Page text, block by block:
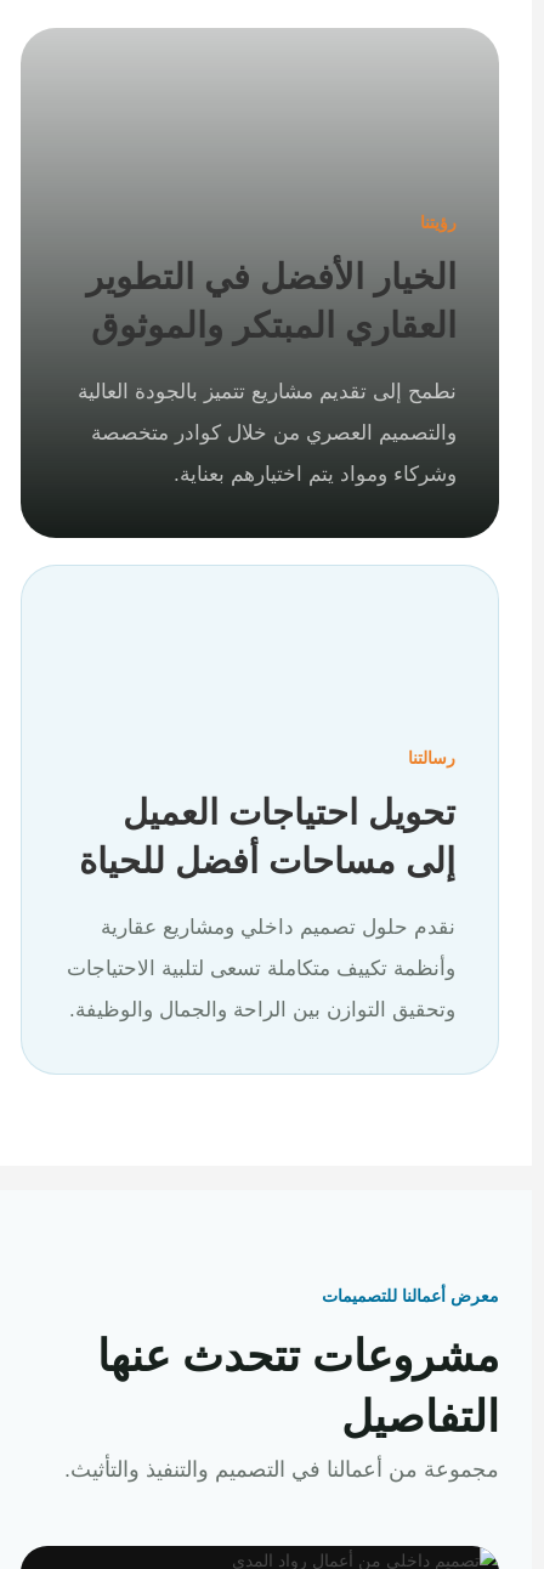
رؤيتنا
الخيار الأفضل في التطوير
العقاري المبتكر والموثوق
نطمح إلى تقديم مشاريع تتميز بالجودة العالية
والتصميم العصري من خلال كوادر متخصصة
وشركاء ومواد يتم اختيارهم بعناية.
رسالتنا
تحويل احتياجات العميل
إلى مساحات أفضل للحياة
نقدم حلول تصميم داخلي ومشاريع عقارية
وأنظمة تكييف متكاملة تسعى لتلبية الاحتياجات
وتحقيق التوازن بين الراحة والجمال والوظيفة.
معرض أعمالنا للتصميمات
مشروعات تتحدث عنها
التفاصيل
مجموعة من أعمالنا في التصميم والتنفيذ والتأثيث.